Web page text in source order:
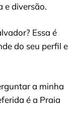
e diversão.
Essa é
do seu perfil e
a minha
é a Praia